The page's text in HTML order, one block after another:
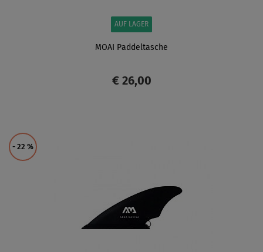
AUF LAGER
MOAI Paddeltasche
€ 26,00
- 22 %